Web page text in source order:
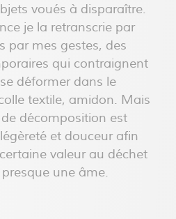
voués à disparaître.
je la retranscrie par
par mes gestes, des
qui contraignent
déformer dans le
textile, amidon. Mais
décomposition est
et douceur afin
valeur au déchet
une âme.